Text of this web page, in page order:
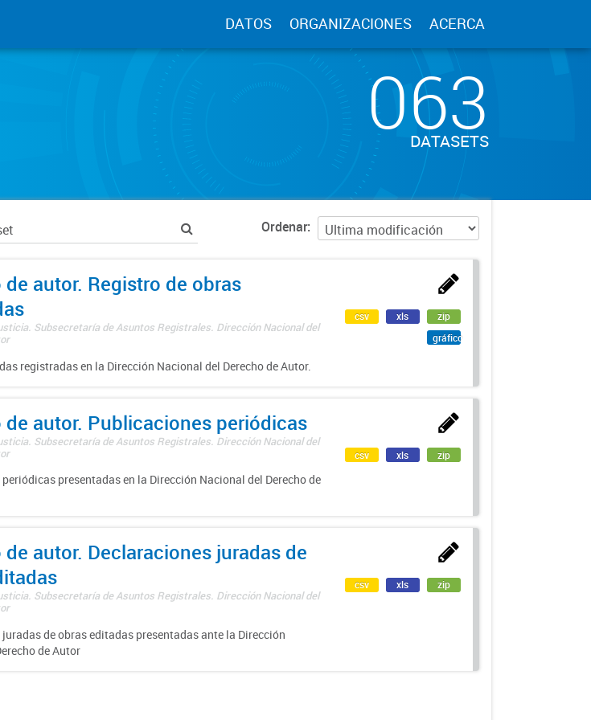
DATOS ORGANIZACIONES ACERCA
063
DATASETS
Ordenar
de autor. Registro de obras
Subsecretaría de Asuntos Registrales. Dirección Nacional del
registradas en la Dirección Nacional del Derecho de Autor.
csv xls
zip
gráfico
de autor. Publicaciones periódicas
Subsecretaría de Asuntos Registrales. Dirección Nacional del
presentadas en la Dirección Nacional del Derecho de
csv xls zip
de autor. Declaraciones juradas de
Subsecretaría de Asuntos Registrales. Dirección Nacional del
de obras editadas presentadas ante la Dirección
de Autor
csv xls zip